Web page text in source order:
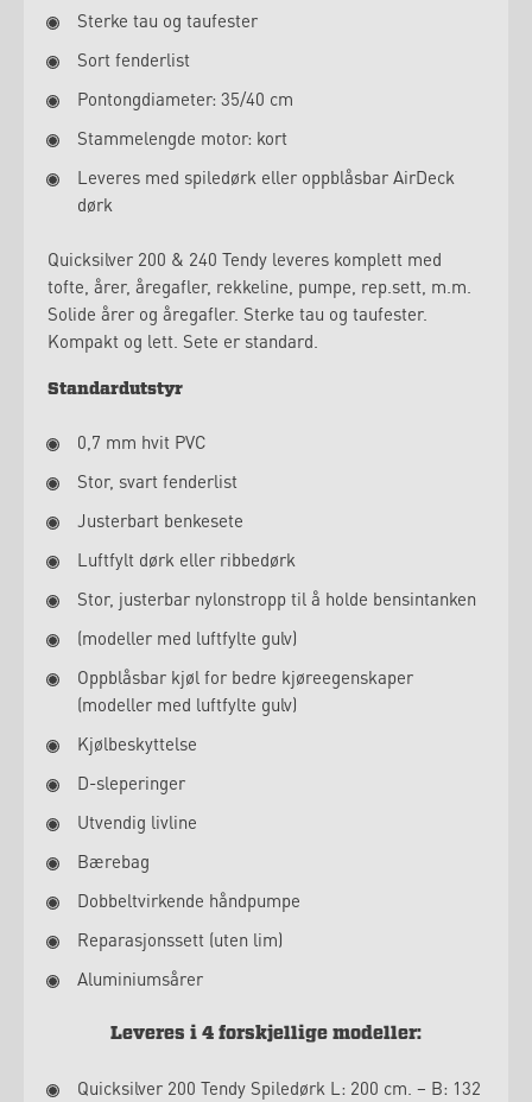
Sterke tau og taufester
Sort fenderlist
Pontongdiameter: 35/40 cm
Stammelengde motor: kort
Leveres med spiledørk eller oppblåsbar AirDeck
dørk
Quicksilver 200 & 240 Tendy leveres komplett med
tofte, årer, åregafler, rekkeline, pumpe, rep.sett, m.m.
Solide årer og åregafler. Sterke tau og taufester.
Kompakt og lett. Sete er standard.
Standardutstyr
0,7 mm hvit PVC
Stor, svart fenderlist
Justerbart benkesete
Luftfylt dørk eller ribbedørk
Stor, justerbar nylonstropp til å holde bensintanken
(modeller med luftfylte gulv)
Oppblåsbar kjøl for bedre kjøreegenskaper
(modeller med luftfylte gulv)
Kjølbeskyttelse
D-sleperinger
Utvendig livline
Bærebag
Dobbeltvirkende håndpumpe
Reparasjonssett (uten lim)
Aluminiumsårer
Leveres i 4 forskjellige modeller:
Quicksilver 200 Tendy Spiledørk L: 200 cm. – B: 132